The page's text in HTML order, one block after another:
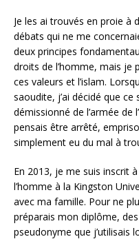
Je les ai trouvés en proie à
débats qui ne me
deux principes
droits de l’homme, mais je
ces valeurs et l’islam.
saoudite, j’ai décidé que
démissionné de l’armée de
pensais être arrêté,
simplement eu du mal à
En 2013, je me suis inscrit
l’homme à la Kingston
avec ma famille. Pour ne
préparais mon diplôme,
pseudonyme que j’utilisais